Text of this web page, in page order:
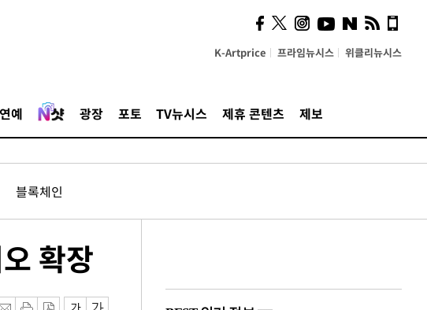
K-Artprice 프라임뉴시스 위클리뉴시스
연예 광장 포토 TV뉴시스 제휴 콘텐츠 제보
블록체인
확장
시, 스마트폰 액세서리에
NFC 더했다